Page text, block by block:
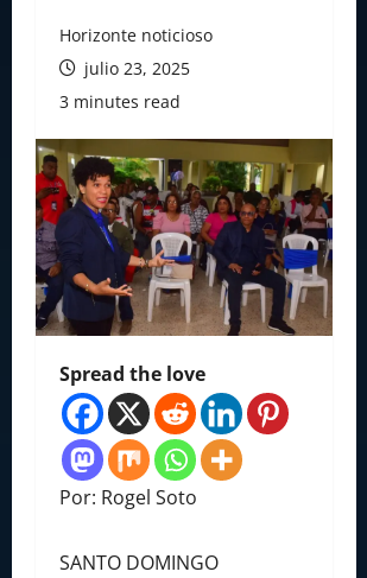
Horizonte noticioso
julio 23, 2025
3 minutes read
Spread the love
Por: Rogel Soto
SANTO DOMINGO